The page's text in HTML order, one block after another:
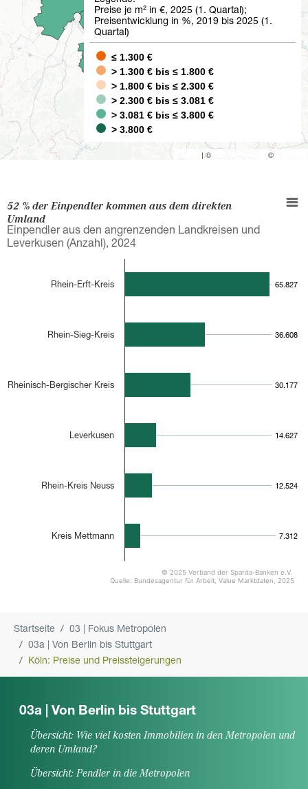
3.135 €
📍
Eitorf
Preise je m² in €, 2025 (1. Quartal);
Preisentwicklung in %, 2019 bis 2025 (1.
Quartal)
≤ 1.300 €
> 1.300 € bis ≤ 1.800 €
> 1.800 € bis ≤ 2.300 €
> 2.300 € bis ≤ 3.081 €
> 3.081 € bis ≤ 3.800 €
> 3.800 €
| © ©
52 % der Einpendler kommen aus dem direkten
Umland
Einpendler aus den angrenzenden Landkreisen und
Leverkusen (Anzahl), 2024
65.827
65.827
36.608
36.608
30.177
30.177
14.627
14.627
12.524
12.524
7.312
7.312
Rhein-Erft-Kreis
Rhein-Sieg-Kreis
Rheinisch-Bergischer Kreis
Leverkusen
Rhein-Kreis Neuss
Kreis Mettmann
© 2025 Verband der Sparda-Banken e.V.
Quelle: Bundesagentur für Arbeit, Value Marktdaten, 2025
Startseite
03 | Fokus Metropolen
03a | Von Berlin bis Stuttgart
Köln: Preise und Preissteigerungen
03a | Von Berlin bis Stuttgart
Übersicht: Wie viel kosten Immobilien in den Metropolen und
deren Umland?
Übersicht: Pendler in die Metropolen